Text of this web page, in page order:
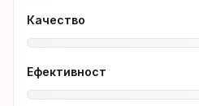
Качество
Ефективност